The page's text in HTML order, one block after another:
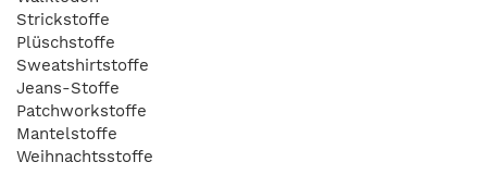
Strickstoffe
Plüschstoffe
Sweatshirtstoffe
Jeans-Stoffe
Patchworkstoffe
Mantelstoffe
Weihnachtsstoffe